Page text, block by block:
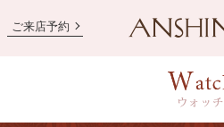
ご来店予約